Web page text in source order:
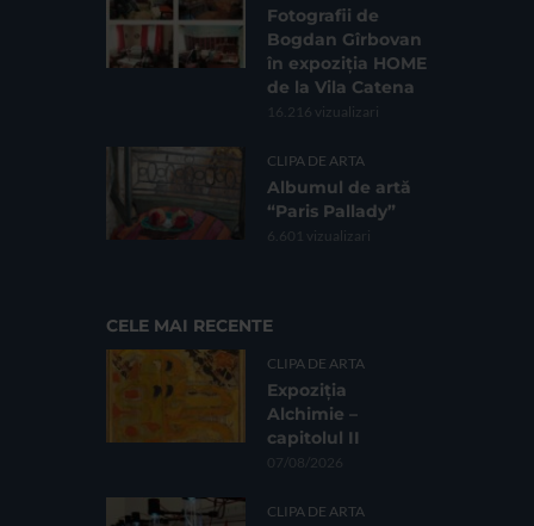
Fotografii de
Bogdan Gîrbovan
în expoziția HOME
de la Vila Catena
16.216 vizualizari
CLIPA DE ARTA
Albumul de artă
“Paris Pallady”
6.601 vizualizari
CELE MAI RECENTE
CLIPA DE ARTA
Expoziția
Alchimie –
capitolul II
07/08/2026
CLIPA DE ARTA